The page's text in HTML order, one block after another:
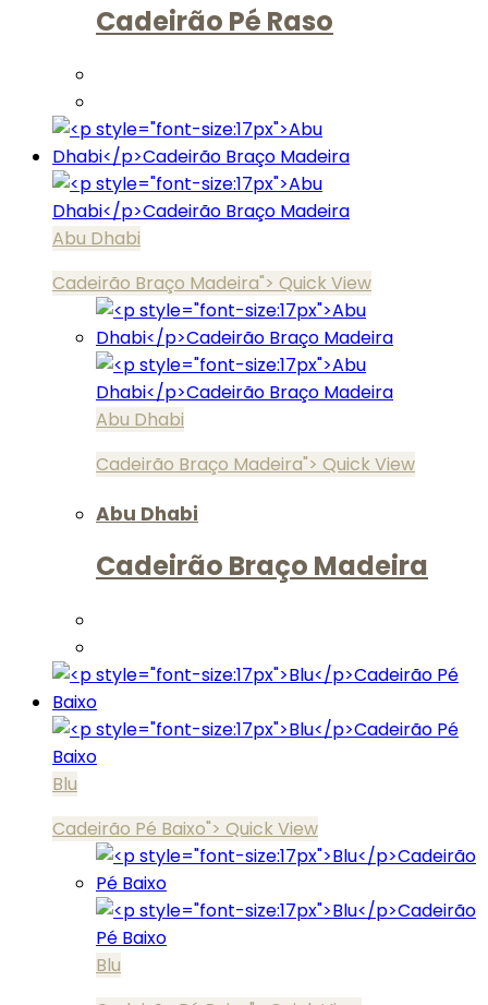
Cadeirão Pé Raso
Abu Dhabi
Cadeirão Braço Madeira"> Quick View
Abu Dhabi
Cadeirão Braço Madeira"> Quick View
Abu Dhabi
Cadeirão Braço Madeira
Blu
Cadeirão Pé Baixo"> Quick View
Blu